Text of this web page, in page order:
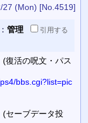
27 (Mon) [No.4519]
管理 引用する
(復活の呪文・パス
bbs.cgi?list=pic
(セーブデータ投